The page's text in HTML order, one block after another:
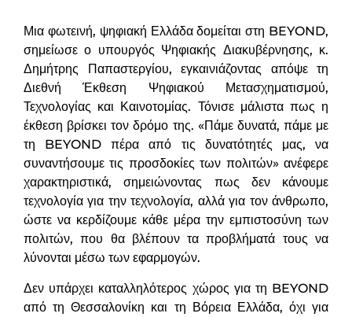
Μια φωτεινή, ψηφιακή Ελλάδα δομείται στη BEYOND,
σημείωσε ο υπουργός Ψηφιακής Διακυβέρνησης, κ.
Δημήτρης Παπαστεργίου, εγκαινιάζοντας απόψε τη
Διεθνή Έκθεση Ψηφιακού Μετασχηματισμού,
Τεχνολογίας και Καινοτομίας. Τόνισε μάλιστα πως η
έκθεση βρίσκει τον δρόμο της. «Πάμε δυνατά, πάμε με
τη BEYOND πέρα από τις δυνατότητές μας, να
συναντήσουμε τις προσδοκίες των πολιτών» ανέφερε
χαρακτηριστικά, σημειώνοντας πως δεν κάνουμε
τεχνολογία για την τεχνολογία, αλλά για τον άνθρωπο,
ώστε να κερδίζουμε κάθε μέρα την εμπιστοσύνη των
πολιτών, που θα βλέπουν τα προβλήματά τους να
λύνονται μέσω των εφαρμογών.
Δεν υπάρχει καταλληλότερος χώρος για τη BEYOND
από τη Θεσσαλονίκη και τη Βόρεια Ελλάδα, όχι για